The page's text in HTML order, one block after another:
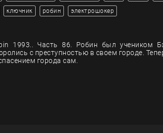
ключник робин электрошокер
1993.. Часть 86. Робин был учеником
с преступностью в своем городе.
города сам.